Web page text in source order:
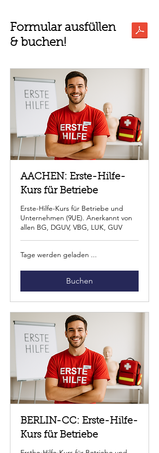
Formular ausfüllen
& buchen!
AACHEN: Erste-Hilfe-
Kurs für Betriebe
Erste-Hilfe-Kurs für Betriebe und
Unternehmen (9UE). Anerkannt von
allen BG, DGUV, VBG, LUK, GUV
Tage werden geladen ...
Buchen
BERLIN-CC: Erste-Hilfe-
Kurs für Betriebe